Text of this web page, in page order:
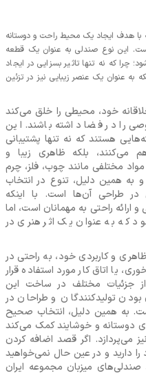
با هدف ایجاد یک محیط راحت و دوستانه
این نوع صندلی به عنوان یک قطعه
چرا که نه تنها تاثیر بسزایی در ایجاد
عنوان یک عنصر زیبایی نیز در تزئین
خود، محیطی را خلق می‌کند
را در فضا داشته باشند. این
هستند که نه تنها پشتیبانی
می‌کنند، بلکه ظاهری زیبا و
مختلفی مانند چوب، فلز، چرم
به همین دلیل، تنوع در انتخاب
در طراحی آن‌ها است. با اینکه
راحتی به مهمانان است، اما
که به عنوان یک اثر هنری در
و کاربردی خود، به راحتی در
یا اتاق کار مورد استفاده قرار
جزئیات مختلف در ساخت این
تولیدکنندگان و طراحان در
به همین دلیل، انتخاب صحیح
دوستانه و خوشایند کمک می‌کند
می‌پردازد. اگر قصد اضافه کردن
دارید و در عین حال نمی‌خواهید
صندلی‌های میزبان مجموعه ایران